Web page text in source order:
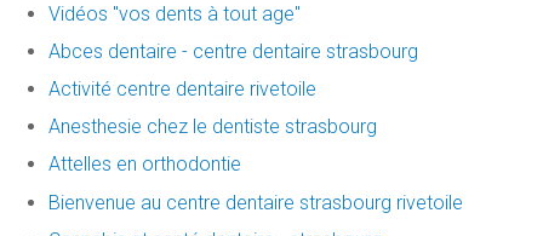
Vidéos "vos dents à tout age"
Abces dentaire - centre dentaire strasbourg
Activité centre dentaire rivetoile
Anesthesie chez le dentiste strasbourg
Attelles en orthodontie
Bienvenue au centre dentaire strasbourg rivetoile